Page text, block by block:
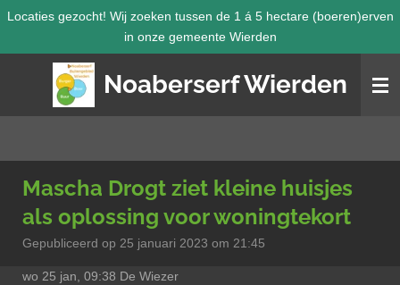
Ga
hoofdinhoud
Noaberserf Wierden
Locaties gezocht! Wij zoeken tussen de 1 á 5 hectare (boeren)erven
in onze gemeente Wierden
Mascha Drogt ziet kleine huisjes
als oplossing voor woningtekort
Gepubliceerd op 25 januari 2023 om 21:45
wo 25 jan, 09:38 De Wiezer